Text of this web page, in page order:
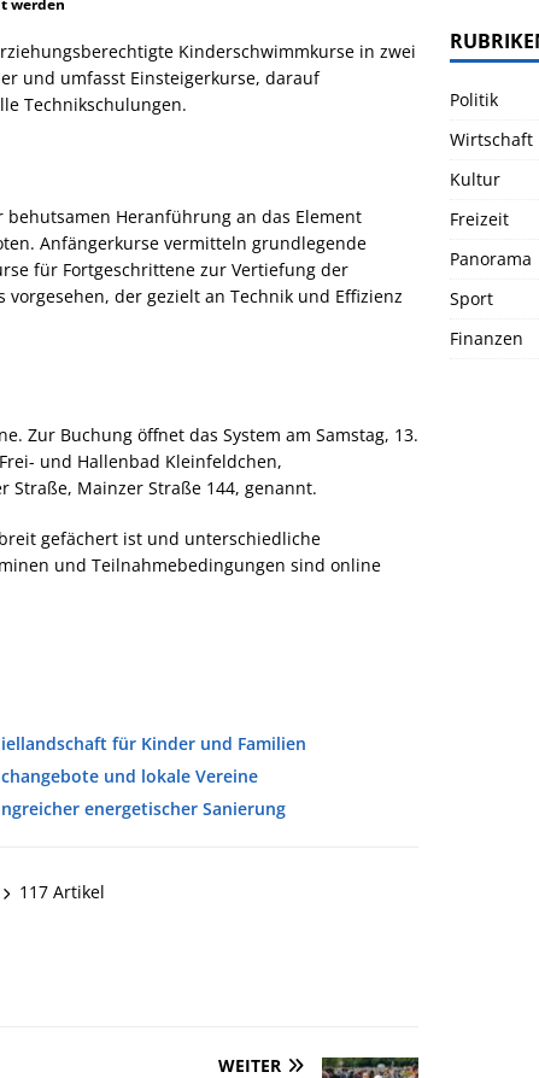
werden
Kinderschwimmkurse in zwei
und umfasst Einsteigerkurse, darauf
Technikschulungen.
behutsamen Heranführung an das Element
Anfängerkurse vermitteln grundlegende
für Fortgeschrittene zur Vertiefung der
der gezielt an Technik und Effizienz
Zur Buchung öffnet das System am Samstag, 13.
und Hallenbad Kleinfeldchen,
Straße, Mainzer Straße 144, genannt.
gefächert ist und unterschiedliche
und Teilnahmebedingungen sind online
für Kinder und Familien
und lokale Vereine
energetischer Sanierung
117 Artikel
WEITER
Politik
Wirtschaft
Kultur
Freizeit
Panorama
Sport
Finanzen